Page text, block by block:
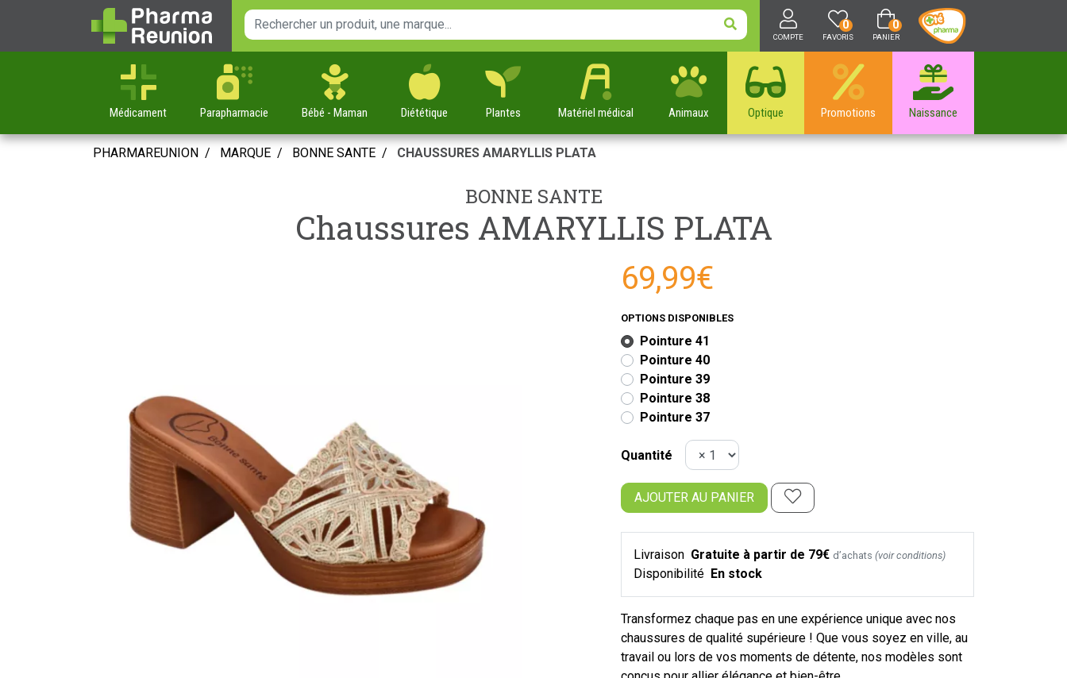
COMPTE FAVORIS
0
PANIER
0
Médicament Parapharmacie Bébé - Maman Diététique Plantes Matériel médical Animaux Optique Promotions Naissance
PHARMAREUNION MARQUE BONNE SANTE CHAUSSURES AMARYLLIS PLATA
BONNE SANTE
Chaussures AMARYLLIS PLATA
69,99€
OPTIONS DISPONIBLES
Pointure 41
Pointure 40
Pointure 39
Pointure 38
Pointure 37
Quantité
AJOUTER AU PANIER
Livraison Gratuite à partir de 79€ d’achats (voir conditions)
Disponibilité En stock
Transformez chaque pas en une expérience unique avec nos
chaussures de qualité supérieure ! Que vous soyez en ville, au
travail ou lors de vos moments de détente, nos modèles sont